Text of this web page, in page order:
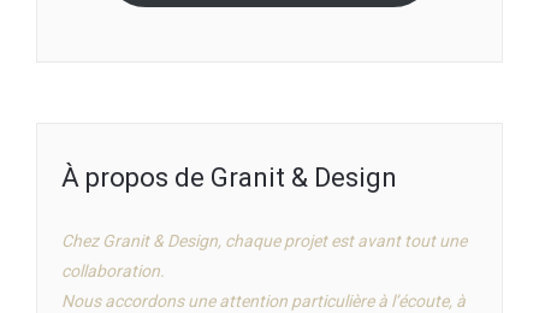
À propos de Granit & Design
Chez Granit & Design, chaque projet est avant tout une
collaboration.
Nous accordons une attention particulière à l’écoute, à